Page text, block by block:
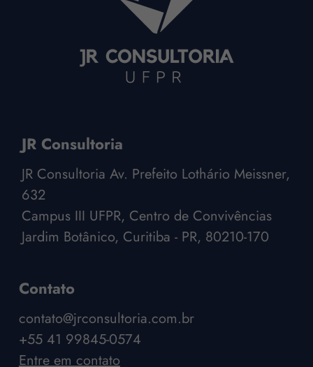
JR Consultoria
JR Consultoria Av. Prefeito Lothário Meissner,
632
Campus III UFPR, Centro de Convivências
Jardim Botânico, Curitiba - PR, 80210-170
Contato
contato@jrconsultoria.com.br
+55 41 99845-0574
Entre em contato